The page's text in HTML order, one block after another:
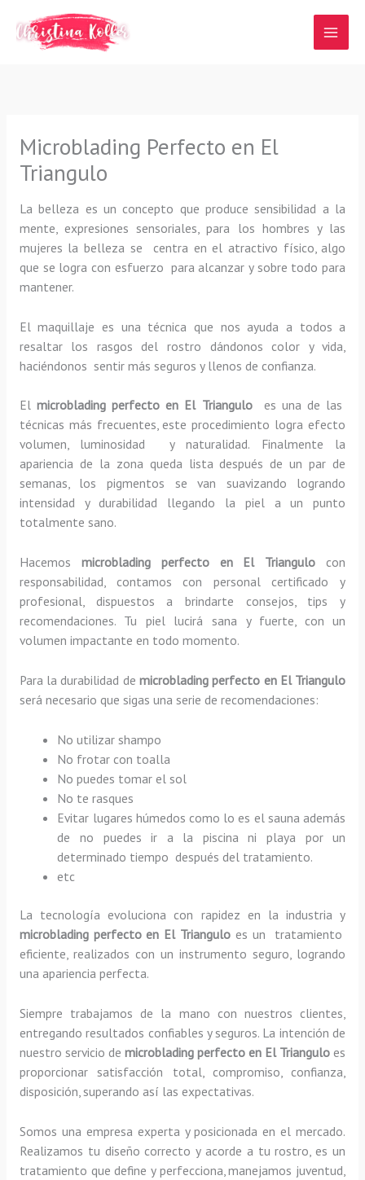
contenido
Microblading Perfecto en El
Triangulo
La belleza es un concepto que produce sensibilidad a la
mente, expresiones sensoriales, para los hombres y las
mujeres la belleza se centra en el atractivo físico, algo
que se logra con esfuerzo para alcanzar y sobre todo para
mantener.
El maquillaje es una técnica que nos ayuda a todos a
resaltar los rasgos del rostro dándonos color y vida,
haciéndonos sentir más seguros y llenos de confianza.
El microblading perfecto en El Triangulo es una de las
técnicas más frecuentes, este procedimiento logra efecto
volumen, luminosidad y naturalidad. Finalmente la
apariencia de la zona queda lista después de un par de
semanas, los pigmentos se van suavizando logrando
intensidad y durabilidad llegando la piel a un punto
totalmente sano.
Hacemos microbladingperfecto en El Triangulo con
responsabilidad, contamos con personal certificado y
profesional, dispuestos a brindarte consejos, tips y
recomendaciones. Tu piel lucirá sana y fuerte, con un
volumen impactante en todo momento.
Para la durabilidad de microblading perfecto en El Triangulo
será necesario que sigas una serie de recomendaciones:
No utilizar shampo
No frotar con toalla
No puedes tomar el sol
No te rasques
Evitar lugares húmedos como lo es el sauna además
de no puedes ir a la piscina ni playa por un
determinado tiempo después del tratamiento.
etc
La tecnología evoluciona con rapidez en la industria y
microbladingperfectoen El Triangulo es un tratamiento
eficiente, realizados con un instrumento seguro, logrando
una apariencia perfecta.
Siempre trabajamos de la mano con nuestros clientes,
entregando resultados confiables y seguros. La intención de
nuestro servicio de microbladingperfecto en El Triangulo es
proporcionar satisfacción total, compromiso, confianza,
disposición, superando así las expectativas.
Somos una empresa experta y posicionada en el mercado.
Realizamos tu diseño correcto y acorde a tu rostro, es un
tratamiento que define y perfecciona, manejamos juventud,